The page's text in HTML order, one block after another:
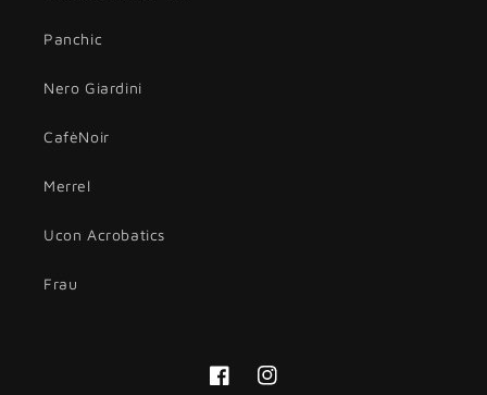
Panchic
Nero Giardini
CafèNoir
Merrel
Ucon Acrobatics
Frau
FacebookInstagram